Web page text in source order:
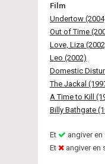
Film
Undertow
Out of Time
Love, Liza
Leo (2002)
Domestic
The Jackal
A Time to Kill
Billy Bathgate
Et
angiver
Et
angiver